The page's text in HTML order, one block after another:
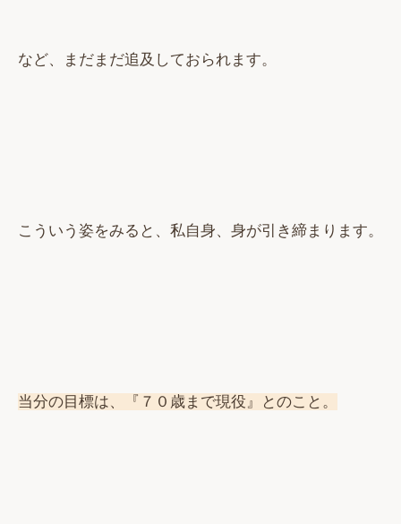
など、まだまだ追及しておられます。
こういう姿をみると、私自身、身が引き締まります。
当分の目標は、『７０歳まで現役』とのこと。